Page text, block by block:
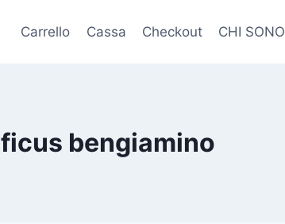
Carrello Cassa Checkout CHI SONO
ficus bengiamino